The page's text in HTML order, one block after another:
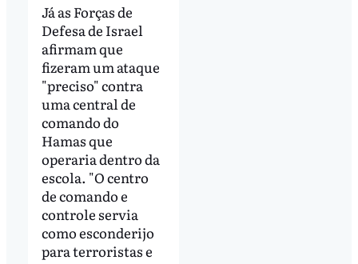
Já as Forças de
Defesa de Israel
afirmam que
fizeram um ataque
"preciso" contra
uma central de
comando do
Hamas que
operaria dentro da
escola. "O centro
de comando e
controle servia
como esconderijo
para terroristas e